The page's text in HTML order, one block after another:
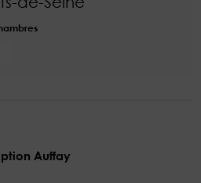
Auffay